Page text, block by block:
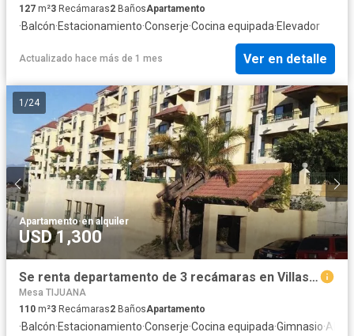
127 m²3 Recámaras2 BañosApartamento
·Balcón·Estacionamiento·Conserje·Cocina equipada·Elevador
Actualizado hace más de 1 mes Ver en detalle
1 /24
Apartamento·en alquiler
USD 1,300
Se renta departamento de 3 recámaras en Villas Montebello, Tijuana
Mesa TIJUANA
110 m²3 Recámaras2 BañosApartamento
·Balcón·Estacionamiento·Conserje·Cocina equipada·Gimnasio·